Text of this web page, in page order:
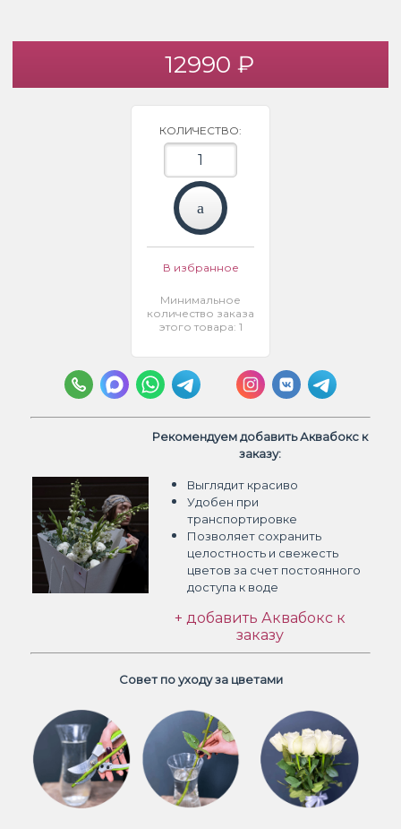
12990 ₽
КОЛИЧЕСТВО:
В избранное
Минимальное
количество заказа
этого товара: 1
Рекомендуем добавить Аквабокс к
заказу:
Выглядит красиво
Удобен при
транспортировке
Позволяет сохранить
целостность и свежесть
цветов за счет постоянного
доступа к воде
+ добавить Аквабокс к
заказу
Совет по уходу за цветами